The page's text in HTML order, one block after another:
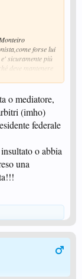
forse lui
sicuramente più
deve mantenere
attenzione a non
diretto da un
o mediatore,
(imho)
federale
o abbia
una